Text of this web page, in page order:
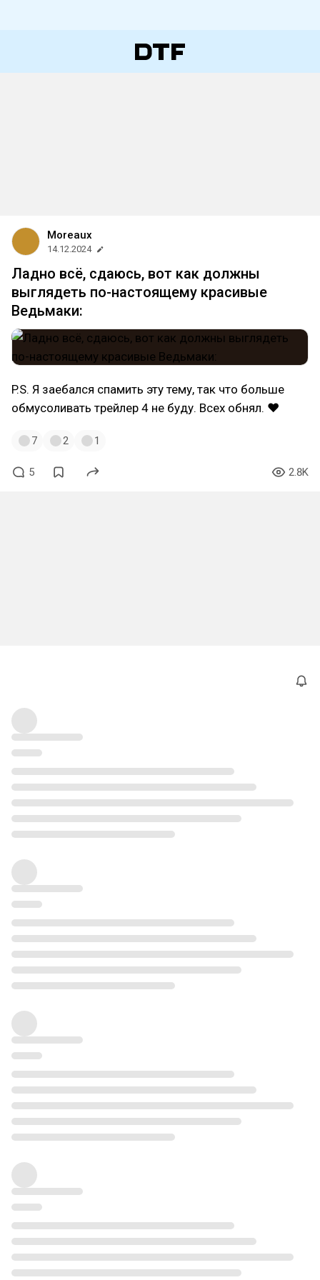
Moreaux
14.12.2024
Ладно всё, сдаюсь, вот как должны
выглядеть по-настоящему красивые
Ведьмаки:
P.S. Я заебался спамить эту тему, так что больше
обмусоливать трейлер 4 не буду. Всех обнял. ❤
7 2 1
5 2.8K